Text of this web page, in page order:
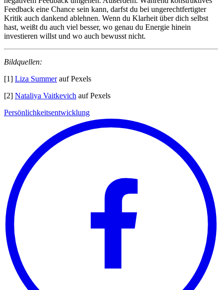
Feedback eine Chance sein kann, darfst du bei ungerechtfertigter
Kritik auch dankend ablehnen. Wenn du Klarheit über dich selbst
hast, weißt du auch viel besser, wo genau du Energie hinein
investieren willst und wo auch bewusst nicht.
Bildquellen:
[1] Liza Summerauf Pexels
[2] Nataliya Vaitkevich auf Pexels
Persönlichkeitsentwicklung